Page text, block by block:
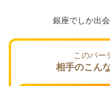
銀座でしか出
このパー
相手のこん